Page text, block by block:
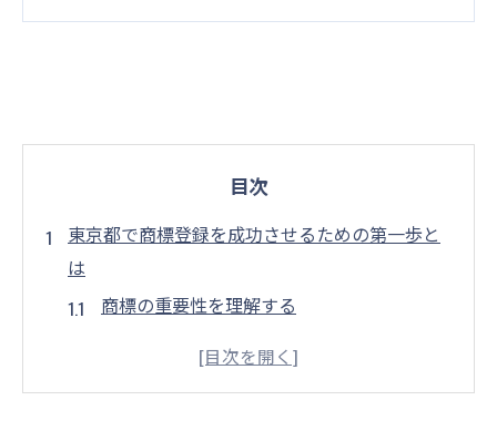
目次
東京都で商標登録を成功させるための第一歩と
は
商標の重要性を理解する
東京都内での商標調査を開始する